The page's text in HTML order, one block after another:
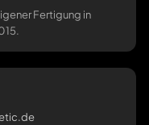
Fertigung in